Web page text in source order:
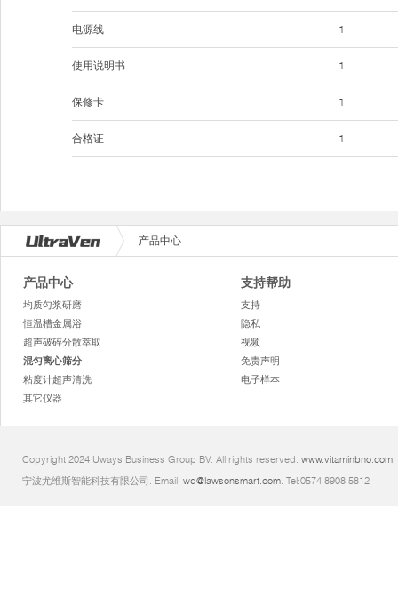
电源线
使用说明书
保修卡
合格证
1
1
1
1
产品中心
产品中心
均质匀浆研磨
恒温槽金属浴
超声破碎分散萃取
混匀离心筛分
粘度计超声清洗
其它仪器
支持帮助
支持
隐私
视频
免责声明
电子样本
Copyright 2024 Uways Business Group BV. All rights reserved. www.vitaminbno.com
宁波尤维斯智能科技有限公司. Email: wd@lawsonsmart.com. Tel:0574 8908 5812